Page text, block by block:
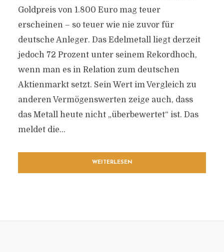
Goldpreis von 1.800 Euro mag teuer
erscheinen – so teuer wie nie zuvor für
deutsche Anleger. Das Edelmetall liegt derzeit
jedoch 72 Prozent unter seinem Rekordhoch,
wenn man es in Relation zum deutschen
Aktienmarkt setzt. Sein Wert im Vergleich zu
anderen Vermögenswerten zeige auch, dass
das Metall heute nicht „überbewertet“ ist. Das
meldet die...
WEITERLESEN